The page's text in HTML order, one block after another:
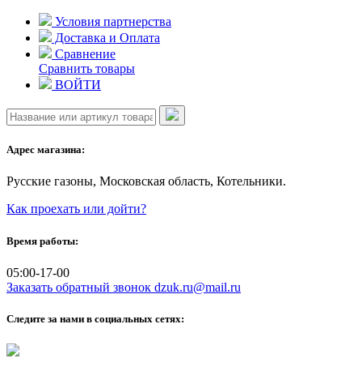
Skip
content
Условия партнерства
Доставка и Оплата
Сравнение
Сравнить товары
ВОЙТИ
Адрес магазина:
Русские газоны, Московская область, Котельники.
Как проехать или дойти?
Время работы:
05:00-17-00
Заказать обратный звонок dzuk.ru@mail.ru
Следите за нами в социальных сетях: